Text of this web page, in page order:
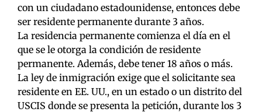
con un ciudadano estadounidense, entonces debe
ser residente permanente durante 3 años.
La residencia permanente comienza el día en el
que se le otorga la condición de residente
permanente. Además, debe tener 18 años o más.
La ley de inmigración exige que el solicitante sea
residente en EE. UU., en un estado o un distrito del
USCIS donde se presenta la petición, durante los 3